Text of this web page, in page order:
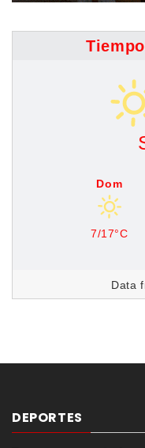
Dom
7/17°C
Data
DEPORTES